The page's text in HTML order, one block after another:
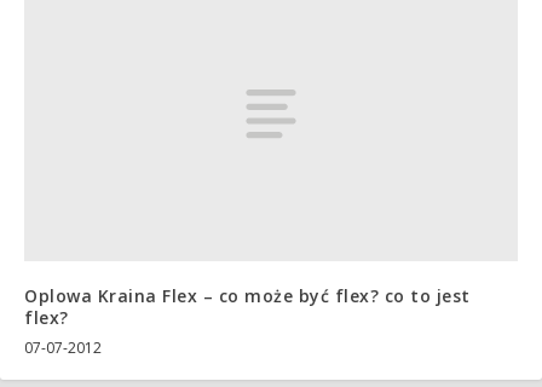
Oplowa Kraina Flex – co może być flex? co to jest
flex?
07-07-2012